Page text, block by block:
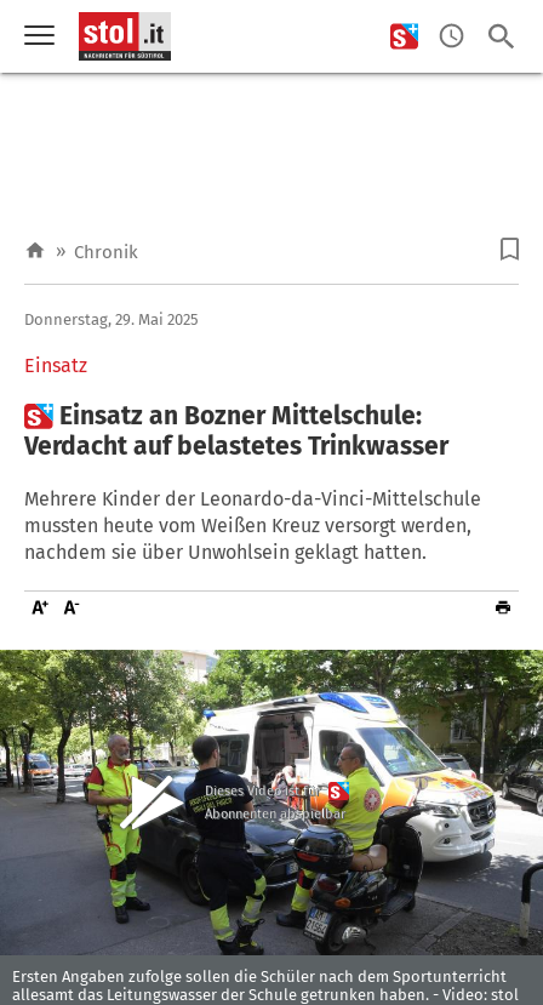
» Chronik
Einsatz
Donnerstag, 29. Mai 2025
 Einsatz an Bozner Mittelschule:
Verdacht auf belastetes Trinkwasser
Mehrere Kinder der Leonardo-da-Vinci-Mittelschule
mussten heute vom Weißen Kreuz versorgt werden,
nachdem sie über Unwohlsein geklagt hatten.
Dieses Video ist für
Abonnenten abspielbar
Ersten Angaben zufolge sollen die Schüler nach dem Sportunterricht
allesamt das Leitungswasser der Schule getrunken haben. - Video: stol